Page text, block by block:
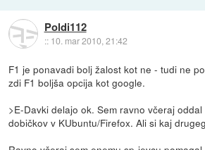
Poldi112
:: 10. mar 2010, 21:42
F1 je ponavadi bolj žalost kot ne - tudi ne
zdi F1 boljša opcija kot google.
>E-Davki delajo ok. Sem ravno včeraj
dobičkov v KUbuntu/Firefox. Ali si kaj